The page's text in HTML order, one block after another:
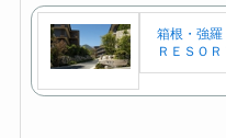
箱根・強
ＲＥＳＯＲ